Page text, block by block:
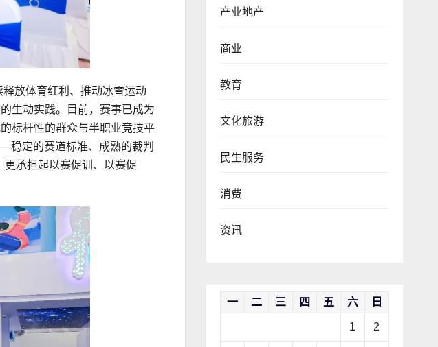
放体育红利、推动冰雪运动
生动实践。目前，赛事已成为
标杆性的群众与半职业竞技平
稳定的赛道标准、成熟的裁判
承担起以赛促训、以赛促
产业地产
商业
教育
文化旅游
民生服务
消费
资讯
一 二 三 四 五 六 日
1 2